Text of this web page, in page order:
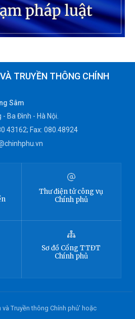
TRUYỀN THÔNG CHÍNH
Sâm
Ba Đình - Hà Nội.
43162; Fax: 080.48924
Thư điện tử công vụ
Chính phủ
Sơ đồ Cổng TTĐT
Chính phủ
Truyền thông Chính phủ' hoặc